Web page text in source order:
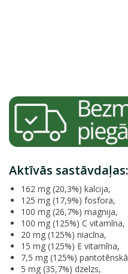
Aktīvās
162 mg (20,3%) kalcija,
125 mg (17,9%) fosfora,
100 mg (26,7%) magnija,
100 mg (125%) C vitamīna,
20 mg (125%) niacīna,
15 mg (125%) E vitamīna,
7,5 mg (125%)
5 mg (35,7%) dzelzs,